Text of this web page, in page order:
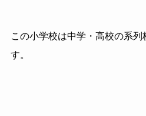
この小学校は中学・高校の系
す。